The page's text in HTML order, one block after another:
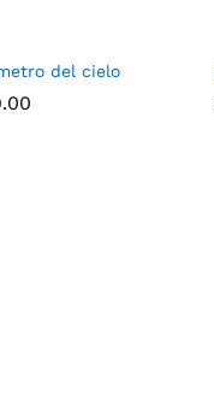
del cielo